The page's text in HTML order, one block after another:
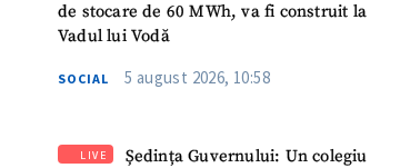
de stocare de 60 MWh, va fi construit la
Vadul lui Vodă
SOCIAL 5 august 2026, 10:58
LIVE
Ședința Guvernului: Un colegiu